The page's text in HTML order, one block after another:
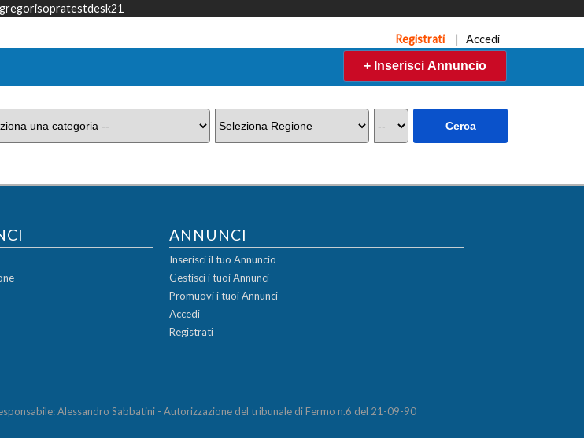
Registrati | Accedi
+ Inserisci Annuncio
ANNUNCI
Inserisci il tuo Annuncio
Gestisci i tuoi Annunci
Promuovi i tuoi Annunci
Accedi
Registrati
Alessandro Sabbatini - Autorizzazione del tribunale di Fermo n.6 del 21-09-90